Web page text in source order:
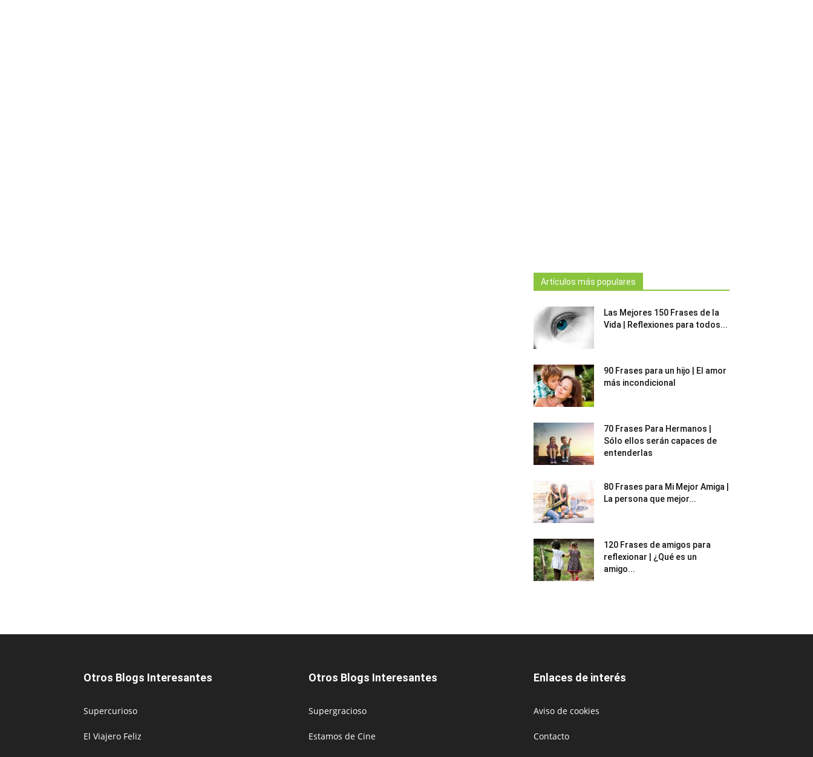
Artículos más populares
Las Mejores 150 Frases de la
Vida | Reflexiones para todos...
90 Frases para un hijo | El amor
más incondicional
70 Frases Para Hermanos |
Sólo ellos serán capaces de
entenderlas
80 Frases para Mi Mejor Amiga |
La persona que mejor...
120 Frases de amigos para
reflexionar | ¿Qué es un
amigo...
Otros Blogs Interesantes
Supercurioso
El Viajero Feliz
Otros Blogs Interesantes
Supergracioso
Estamos de Cine
Enlaces de interés
Aviso de cookies
Contacto